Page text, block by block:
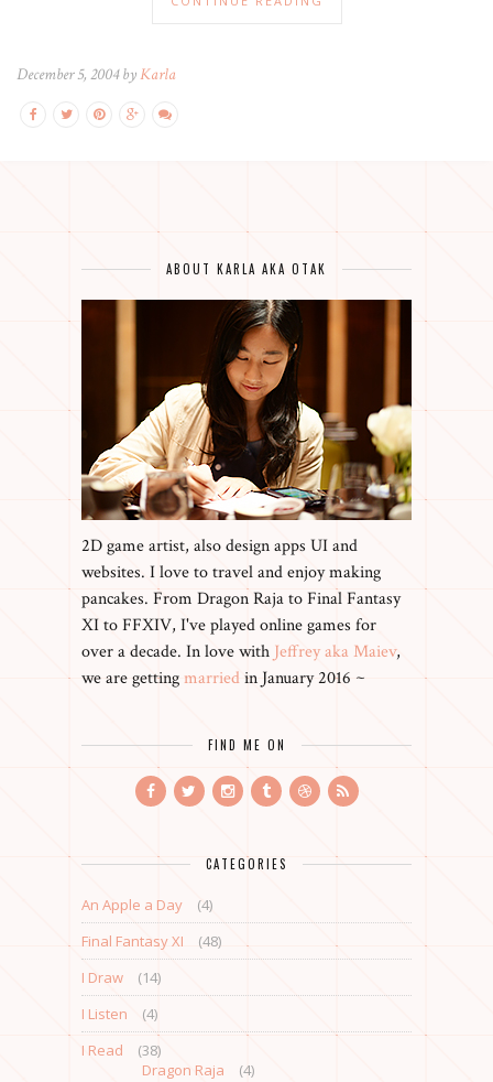
December 5, 2004 byKarla
ABOUT KARLA AKA OTAK
2D game artist, also design apps UI and
websites. I love to travel and enjoy making
pancakes. From Dragon Raja to Final Fantasy
XI to FFXIV, I've played online games for
over a decade. In love with Jeffrey aka Maiev,
we are gettingmarriedin January 2016 ~
FIND ME ON
CATEGORIES
An Apple a Day
(4)
Final Fantasy XI
(48)
I Draw
(14)
I Listen
(4)
I Read
(38)
Dragon Raja
(4)